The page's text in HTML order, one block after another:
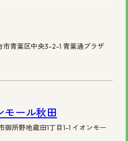
青葉区中央3-2-1 青葉通プラザ
ール秋田
所野地蔵田1丁目1-1 イオンモー